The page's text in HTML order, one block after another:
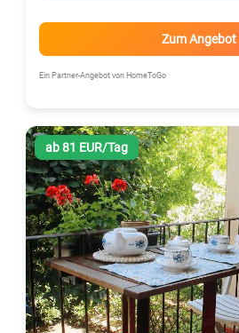
Zum Angebot
Ein Partner-Angebot von HomeToGo
ab 81 EUR/Tag